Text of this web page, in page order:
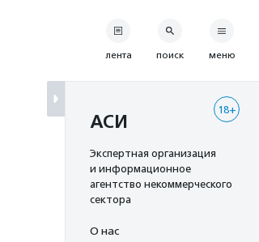
лента поиск меню
18+
АСИ
Экспертная организация
и информационное
агентство некоммерческого
сектора
О нас